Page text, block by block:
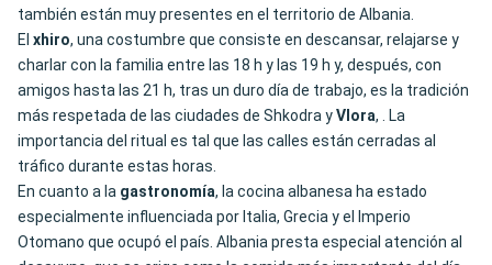
también están muy presentes en el territorio de Albania.
El xhiro, una costumbre que consiste en descansar, relajarse y
charlar con la familia entre las 18 h y las 19 h y, después, con
amigos hasta las 21 h, tras un duro día de trabajo, es la tradición
más respetada de las ciudades de Shkodra yVlora, . La
importancia del ritual es tal que las calles están cerradas al
tráfico durante estas horas.
En cuanto a la gastronomía, la cocina albanesa ha estado
especialmente influenciada por Italia, Grecia y el Imperio
Otomano que ocupó el país. Albania presta especial atención al